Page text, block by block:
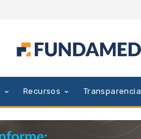
Recursos Transparencia